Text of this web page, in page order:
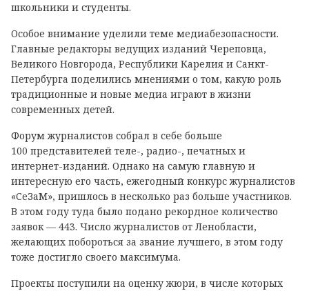
школьники и студенты.
Особое внимание уделили теме медиабезопасности.
Главные редакторы ведущих изданий Череповца,
Великого Новгорода, Республики Карелия и Санкт-
Петербурга поделились мнениями о том, какую роль
традиционные и новые медиа играют в жизни
современных детей.
Форум журналистов собрал в себе больше
100 представителей теле-, радио-, печатных и
интернет-изданий. Однако на самую главную и
интересную его часть, ежегодный конкурс журналистов
«СеЗаМ», пришлось в несколько раз больше участников.
В этом году туда было подано рекордное количество
заявок — 443. Число журналистов от Ленобласти,
желающих побороться за звание лучшего, в этом году
тоже достигло своего максимума.
Проекты поступили на оценку жюри, в числе которых